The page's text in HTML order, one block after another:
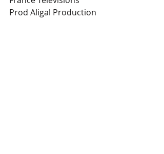
Prod Aligal Production